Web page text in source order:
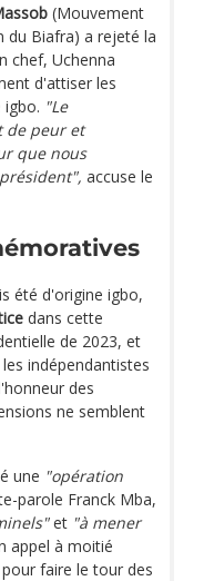
(Mouvement
du Biafra) a rejeté la
chef, Uchenna
d'attiser les
igbo. "Le
de peur et
que nous
accuse le
été d'origine igbo,
dans cette
de 2023, et
indépendantistes
des
ne semblent
une "opération
parole Franck Mba,
et "à mener
appel à moitié
faire le tour des